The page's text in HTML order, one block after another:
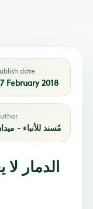
date
February 2018
مُسند للأنباء -
الدمار